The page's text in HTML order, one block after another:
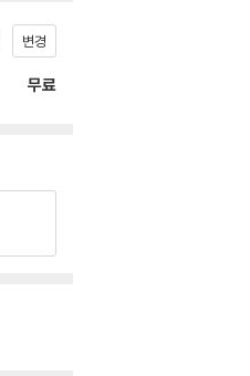
변경
무료